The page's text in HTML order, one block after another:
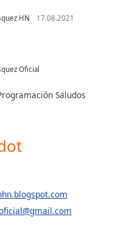
HN 17.08.2021
Oficial
Saludos